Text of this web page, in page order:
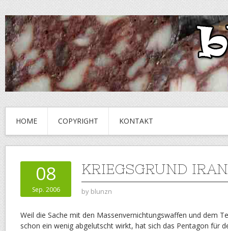
HOME COPYRIGHT KONTAKT
08
Sep. 2006
KRIEGSGRUND IRAN
by blunzn
Weil die Sache mit den Massenvernichtungswaffen und dem
schon ein wenig abgelutscht wirkt, hat sich das Pentagon für